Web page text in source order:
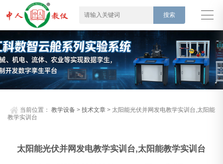
当前位置：教学设备 >技术文章 > 太阳能光伏并网发电教学实训台,太阳能
教学实训台
太阳能光伏并网发电教学实训台,太阳能教学实训台